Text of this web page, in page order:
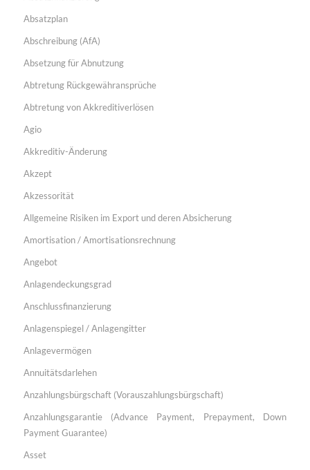
Absatzplan
Abschreibung (AfA)
Absetzung für Abnutzung
Abtretung Rückgewähransprüche
Abtretung von Akkreditiverlösen
Agio
Akkreditiv-Änderung
Akzept
Akzessorität
Allgemeine Risiken im Export und deren Absicherung
Amortisation / Amortisationsrechnung
Angebot
Anlagendeckungsgrad
Anschlussfinanzierung
Anlagenspiegel / Anlagengitter
Anlagevermögen
Annuitätsdarlehen
Anzahlungsbürgschaft (Vorauszahlungsbürgschaft)
Anzahlungsgarantie (Advance Payment, Prepayment, Down
Payment Guarantee)
Asset